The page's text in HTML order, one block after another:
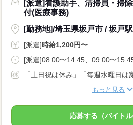
[派遣]看護助手、清掃員・掃
付(医療事務)
[勤務地]/埼玉県坂戸市 / 坂戸駅
[派遣]時給1,200円〜
[派遣]08:00〜14:45、09:00〜
もっと見る
応募する（バイトル